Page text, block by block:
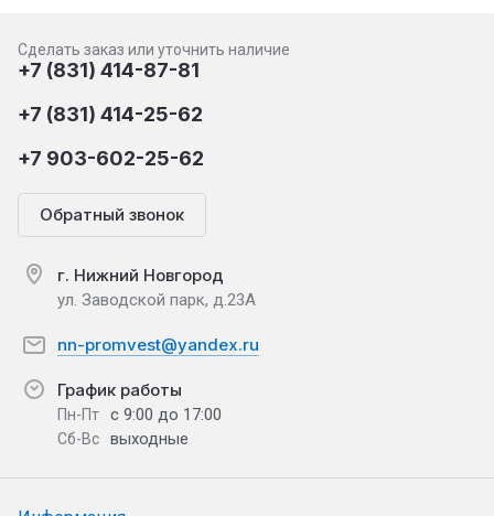
Сделать заказ или уточнить наличие
+7 (831) 414-87-81
+7 (831) 414-25-62
+7 903-602-25-62
Обратный звонок
г. Нижний Новгород
ул. Заводской парк, д.23А
nn-promvest@yandex.ru
График работы
Пн-Пт с 9:00 до 17:00
Сб-Вс выходные